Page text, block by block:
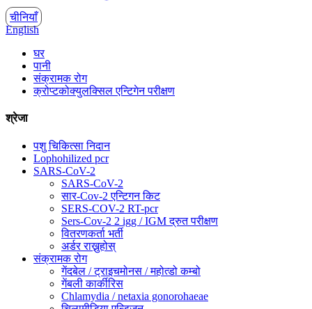
चीनियाँ
English
घर
पानी
संक्रामक रोग
क्रोप्टकोक्युलक्सिल एन्टिगेन परीक्षण
श्रेजा
पशु चिकित्सा निदान
Lophohilized pcr
SARS-CoV-2
SARS-CoV-2
सार-Cov-2 एन्टिगन किट
SERS-COV-2 RT-pcr
Sers-Cov-2 2 igg / IGM द्रुत परीक्षण
वितरणकर्ता भर्ती
अर्डर राख्नुहोस्
संक्रामक रोग
गेंदबेल / ट्राइचमोनस / महोत्डो कम्बो
गेंबली कार्कीरिस
Chlamydia / netaxia gonorohaeae